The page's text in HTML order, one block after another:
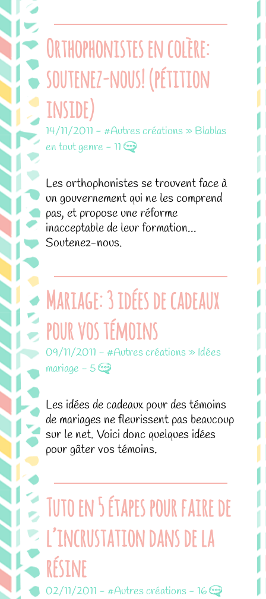
Orthophonistes en colère:
soutenez-nous! (pétition
inside)
14/11/2011 - #Autres créations » Blablas
en tout genre - 11
Les orthophonistes se trouvent face à
un gouvernement qui ne les comprend
pas, et propose une réforme
inacceptable de leur formation...
Soutenez-nous.
Mariage: 3 idées de cadeaux
pour vos témoins
09/11/2011 - #Autres créations » Idées
mariage - 5
Les idées de cadeaux pour des témoins
de mariages ne fleurissent pas beaucoup
sur le net. Voici donc quelques idées
pour gâter vos témoins.
Tuto en 5 étapes pour faire de
l’incrustation dans de la
résine
02/11/2011 - #Autres créations - 16